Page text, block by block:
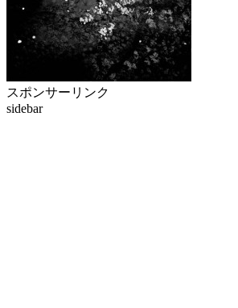
スポンサーリンク
sidebar